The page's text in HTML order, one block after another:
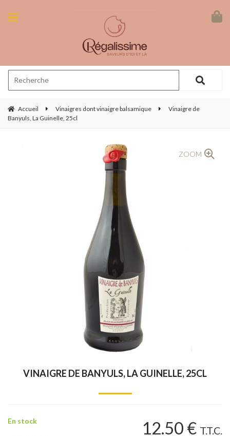
Accueil Vinaigres dont vinaigre balsamique
Vinaigre de
Banyuls, La Guinelle, 25cl
ZOOM
VINAIGRE DE BANYULS, LA GUINELLE, 25CL
12.50 € T.T.C.
En stock